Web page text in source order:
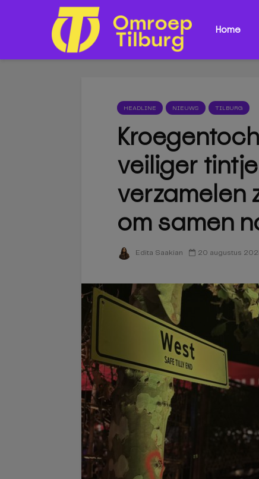
Home
HEADLINE NIEUWS TILBURG
veiliger
verzamelen
om samen
Edita Saakian 20 augustus